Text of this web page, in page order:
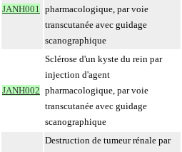
JANH001 pharmacologique, par voie
transcutanée avec guidage
scanographique
JANH002
Sclérose d'un kyste du rein par
injection d'agent
pharmacologique, par voie
transcutanée avec guidage
scanographique
Destruction de tumeur rénale par